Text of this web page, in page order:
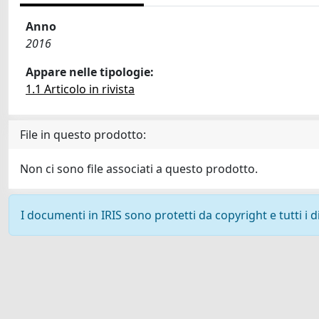
Anno
2016
Appare nelle tipologie:
1.1 Articolo in rivista
File in questo prodotto:
Non ci sono file associati a questo prodotto.
I documenti in IRIS sono protetti da copyright e tutti i